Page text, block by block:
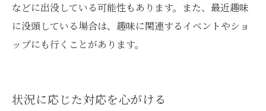
などに出没している可能性もあります。また、最近趣味
に没頭している場合は、趣味に関連するイベントやショ
ップにも行くことがあります。
状況に応じた対応を心がける